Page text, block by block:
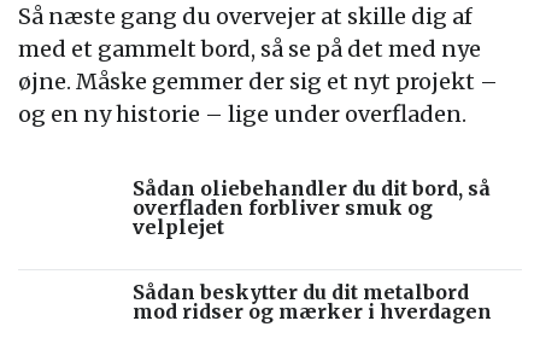
Så næste gang du overvejer at skille dig af
med et gammelt bord, så se på det med nye
øjne. Måske gemmer der sig et nyt projekt –
og en ny historie – lige under overfladen.
Sådan oliebehandler du dit bord, så
overfladen forbliver smuk og
velplejet
Sådan beskytter du dit metalbord
mod ridser og mærker i hverdagen